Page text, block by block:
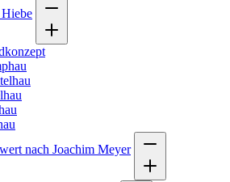
nach Joachim Meyer